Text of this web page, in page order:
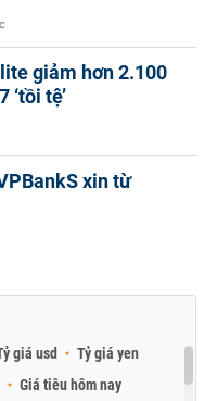
giảm hơn 2.100
‘tồi tệ’
xin từ
giá usd
Tỷ giá yen
Giá tiêu hôm nay